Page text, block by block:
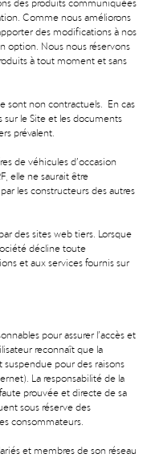
Comme nous améliorons
des modifications à nos
option. Nous nous réservons
à tout moment et sans
sont non contractuels. En cas
le Site et les documents
prévalent.
de véhicules d’occasion
elle ne saurait être
les constructeurs des autres
des sites web tiers. Lorsque
décline toute
et aux services fournis sur
pour assurer l’accès et
reconnaît que la
pour des raisons
La responsabilité de la
prouvée et directe de sa
sous réserve des
consommateurs.
et membres de son réseau